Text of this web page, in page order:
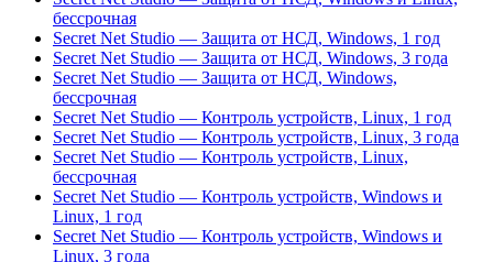
бессрочная
Secret Net Studio — Защита от НСД, Windows, 1 год
Secret Net Studio — Защита от НСД, Windows, 3 года
Secret Net Studio — Защита от НСД, Windows,
бессрочная
Secret Net Studio — Контроль устройств, Linux, 1 год
Secret Net Studio — Контроль устройств, Linux, 3 года
Secret Net Studio — Контроль устройств, Linux,
бессрочная
Secret Net Studio — Контроль устройств, Windows и
Linux, 1 год
Secret Net Studio — Контроль устройств, Windows и
Linux, 3 года